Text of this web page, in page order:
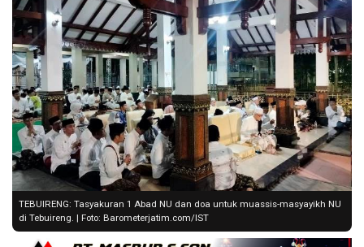
TEBUIRENG: Tasyakuran 1 Abad NU dan doa untuk muassis-masyayikh NU
di Tebuireng. | Foto: Barometerjatim.com/IST